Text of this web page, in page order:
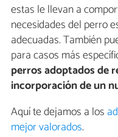
estas le llevan a
necesidades del perro
adecuadas. También
para casos más
perros adoptados de
incorporación de un
Aquí te dejamos a los
mejor valorados.